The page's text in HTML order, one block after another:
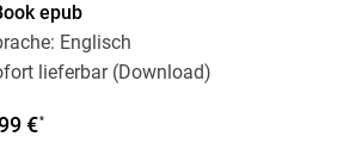
epub
Englisch
lieferbar (Download)
€*